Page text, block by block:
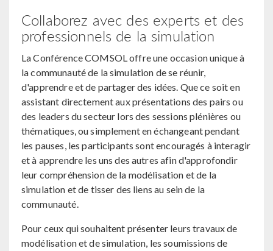
Collaborez avec des experts et des
professionnels de la simulation
La Conférence COMSOL offre une occasion unique à
la communauté de la simulation de se réunir,
d'apprendre et de partager des idées. Que ce soit en
assistant directement aux présentations des pairs ou
des leaders du secteur lors des sessions plénières ou
thématiques, ou simplement en échangeant pendant
les pauses, les participants sont encouragés à interagir
et à apprendre les uns des autres afin d'approfondir
leur compréhension de la modélisation et de la
simulation et de tisser des liens au sein de la
communauté.
Pour ceux qui souhaitent présenter leurs travaux de
modélisation et de simulation, les soumissions de